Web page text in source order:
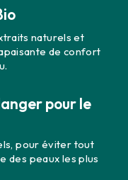
naturels et
de confort
pour le
pour éviter tout
des peaux les plus